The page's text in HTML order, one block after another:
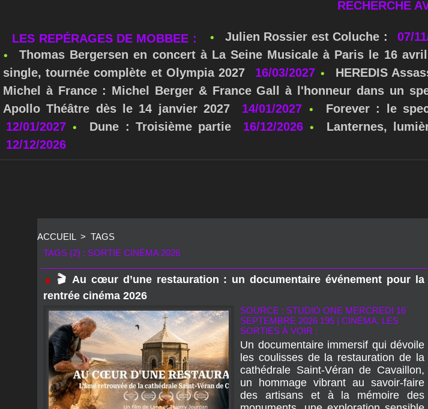
RECHERCHE
LES REPÉRAGES DE MOBBEE : Julien Rossier est Coluche : 07/
Thomas Bergersen en concert à La Seine Musicale à Paris le 16
single, tournée complète et Olympia 2027
16/03/2027 HEREDIS
Michel à France : Michel Berger & France Gall à l'honneur dans un
Apollo Théâtre dès le 14 janvier 2027
14/01/2027
Forever : le
12/01/2027
Dune : Troisième partie 16/12/2026
Lanternes,
12/12/2026
ACCUEIL > TAGS
TAGS (2) : SORTIE CINÉMA 2026
🎬 Au cœur d’une restauration : un documentaire événement pour la
rentrée cinéma 2026
SOURCE : STUDIO ONE MERCREDI 16
SEPTEMBRE 2026 195 | CINÉMA, LES
SORTIES À VOIR :
Un documentaire immersif qui dévoile
les coulisses de la restauration de la
cathédrale Saint‑Véran de Cavaillon,
un hommage vibrant au savoir‑faire
des artisans et à la mémoire des